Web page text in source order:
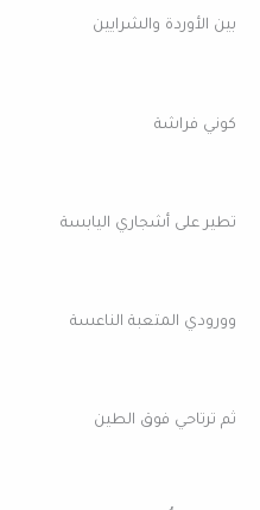
بين الأوردة والشرايين
كوني فراشة
تطير على أشجاري اليابسة
وورودي المتعبة الناعسة
ثم ترتاحي فوق الطين